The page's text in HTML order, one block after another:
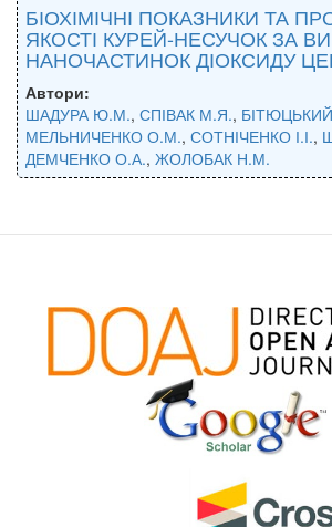
БІОХІМІЧНІ ПОКАЗНИКИ ТА
ЯКОСТІ КУРЕЙ-НЕСУЧОК ЗА
НАНОЧАСТИНОК ДІОКСИДУ
Автори:
ШАДУРА Ю.М., СПІВАК М.Я.,
МЕЛЬНИЧЕНКО О.М., СОТНІЧЕНКО І.І.,
ДЕМЧЕНКО О.А., ЖОЛОБАК Н.М.